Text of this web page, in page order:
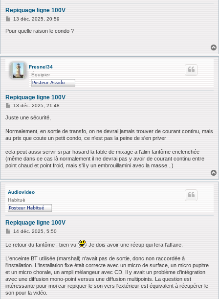
Repiquage ligne 100V
M
s
e
13 déc. 2025, 20:59
Pour quelle raison le condo ?
Fresnel34
Équipier
Repiquage ligne 100V
M
s
g
e
13 déc. 2025, 21:48
Juste une sécurité,
Normalement, en sortie de transfo, on ne devrai jamais trouver de courant continu, mais
au prix que coute un petit condo, ce n'est pas la peine de s'en priver
cela peut aussi servir si par hasard la table de mixage a l'alim fantôme enclenchée
(même dans ce cas là normalement il ne devrai pas y avoir de courant continu entre
point chaud et point froid, mais s'il y un embrouillamini avec la masse...)
Audiovideo
Habitué
Repiquage ligne 100V
M
s
g
e
14 déc. 2025, 5:50
Le retour du fantôme : bien vu Je dois avoir une récup qui fera l'affaire.
L'enceinte BT utilisée (marshall) n'avait pas de sortie, donc non raccordée à
l'installation. L'installation fixe était correcte avec un micro de surface, un micro pupitre
et un micro chorale, un ampli mélangeur avec CD. Il y avait un problème d'intégration
avec une diffusion mono-point versus une diffusion multipoints. La question est
intéressante pour moi car repiquer le son vers l'extérieur est équivalent à récupérer le
son pour la vidéo.